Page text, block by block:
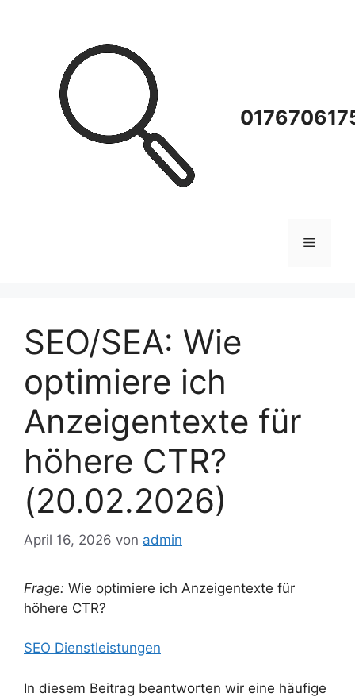
Menü
SEO/SEA: Wie
optimiere ich
Anzeigentexte für
höhere CTR?
(20.02.2026)
April 16, 2026 von admin
Frage: Wie optimiere ich Anzeigentexte für
höhere CTR?
SEO Dienstleistungen
In diesem Beitrag beantworten wir eine häufige